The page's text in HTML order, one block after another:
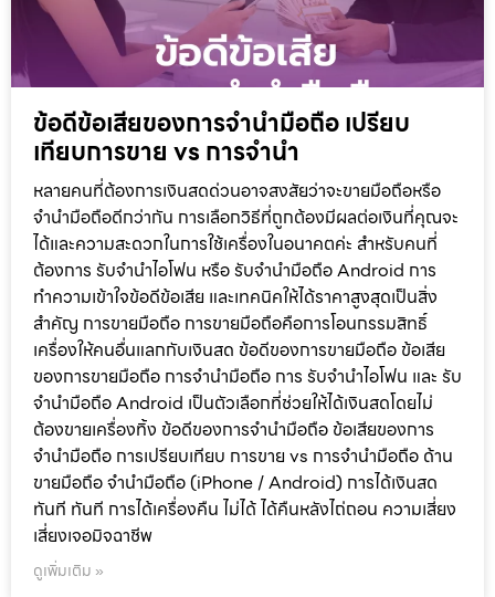
ข้อดีข้อเสียของการจำนำมือถือ เปรียบ
เทียบการขาย vs การจำนำ
หลายคนที่ต้องการเงินสดด่วนอาจสงสัยว่าจะขายมือถือหรือ
จำนำมือถือดีกว่ากัน การเลือกวิธีที่ถูกต้องมีผลต่อเงินที่คุณจะ
ได้และความสะดวกในการใช้เครื่องในอนาคตค่ะ สำหรับคนที่
ต้องการ รับจำนำไอโฟน หรือ รับจำนำมือถือ Android การ
ทำความเข้าใจข้อดีข้อเสีย และเทคนิคให้ได้ราคาสูงสุดเป็นสิ่ง
สำคัญ การขายมือถือ การขายมือถือคือการโอนกรรมสิทธิ์
เครื่องให้คนอื่นแลกกับเงินสด ข้อดีของการขายมือถือ ข้อเสีย
ของการขายมือถือ การจำนำมือถือ การ รับจำนำไอโฟน และ รับ
จำนำมือถือ Android เป็นตัวเลือกที่ช่วยให้ได้เงินสดโดยไม่
ต้องขายเครื่องทิ้ง ข้อดีของการจำนำมือถือ ข้อเสียของการ
จำนำมือถือ การเปรียบเทียบ การขาย vs การจำนำมือถือ ด้าน
ขายมือถือ จำนำมือถือ (iPhone / Android) การได้เงินสด
ทันที ทันที การได้เครื่องคืน ไม่ได้ ได้คืนหลังไถ่ถอน ความเสี่ยง
เสี่ยงเจอมิจฉาชีพ
ดูเพิ่มเติม »